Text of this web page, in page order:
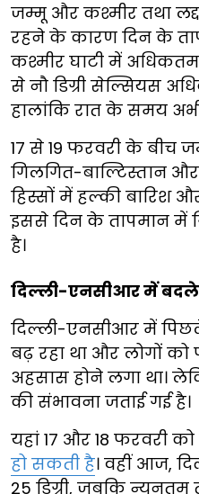
जम्मू और कश्मीर तथा
रहने के कारण दिन के
कश्मीर घाटी में
से नौ डिग्री सेल्सियस
हालांकि रात के समय
17 से 19 फरवरी के बीच
गिलगित-बाल्टिस्तान
हिस्सों में हल्की बारिश
इससे दिन के तापमान में
है।
दिल्ली-एनसीआर में
दिल्ली-एनसीआर में
बढ़ रहा था और लोगों को
अहसास होने लगा था।
की संभावना जताई गई है।
यहां 17 और 18 फरवरी को
हो सकती है। वहीं आज,
25 डिग्री, जबकि न्यूनतम